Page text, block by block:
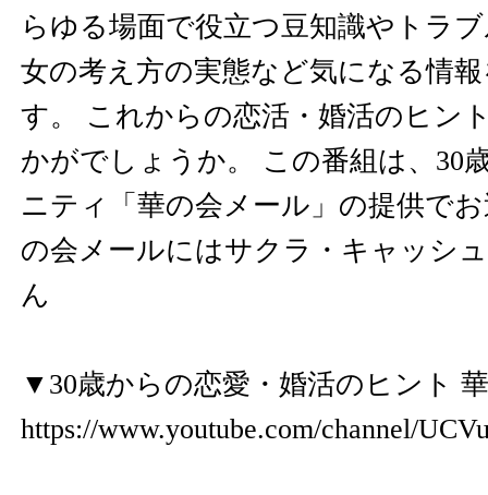
らゆる場面で役立つ豆知識やトラ
女の考え方の実態など気になる情
す。 これからの恋活・婚活のヒン
かがでしょうか。 この番組は、30
ニティ「華の会メール」の提供で
の会メールにはサクラ・キャッシ
ん
▼30歳からの恋愛・婚活のヒント
https://www.youtube.com/channel/